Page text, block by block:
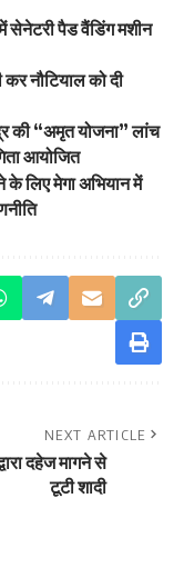
सेनेटरी पैड वैंडिंग मशीन
नौटियाल को दी
की “अमृत योजना” लांच
आयोजित
के लिए मेगा अभियान में
NEXT ARTICLE
दहेज मागने से
टूटी शादी